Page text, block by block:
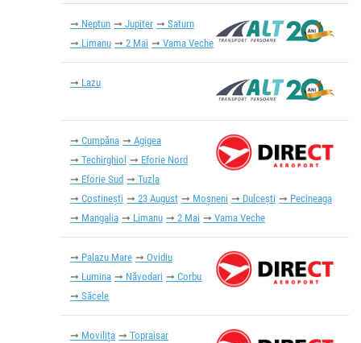
Neptun Jupiter
Saturn
Limanu
2 Mai Vama Veche
Lazu
Cumpăna
Agigea
Techirghiol
Eforie Nord
Eforie Sud
Tuzla
Costinești
23 August Moșneni Dulcești
Pecineaga
Mangalia
Limanu 2 Mai Vama Veche
Palazu Mare
Ovidiu
Lumina
Năvodari
Corbu
Săcele
Movilița
Topraisar